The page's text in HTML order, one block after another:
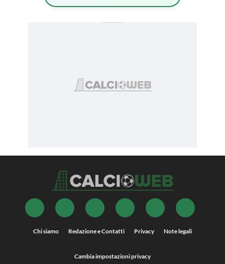
Chi siamo Redazione e Contatti Privacy Note legali
Cambia impostazioni privacy